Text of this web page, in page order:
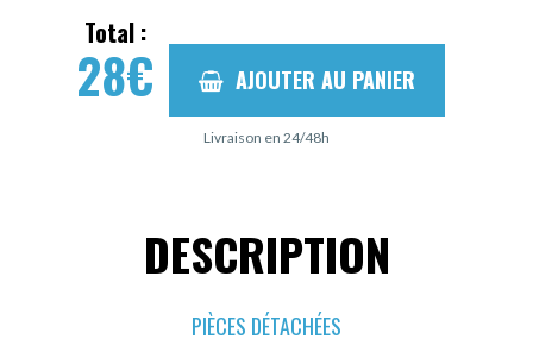
Total :
28€ AJOUTER AU PANIER
Livraison en 24/48h
DESCRIPTION
PIÈCES DÉTACHÉES